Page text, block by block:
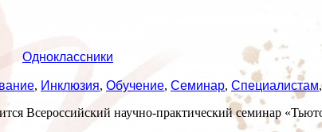
Одноклассники
, Инклюзия, Обучение, Семинар, Специалистам
Всероссийский научно-практический семинар